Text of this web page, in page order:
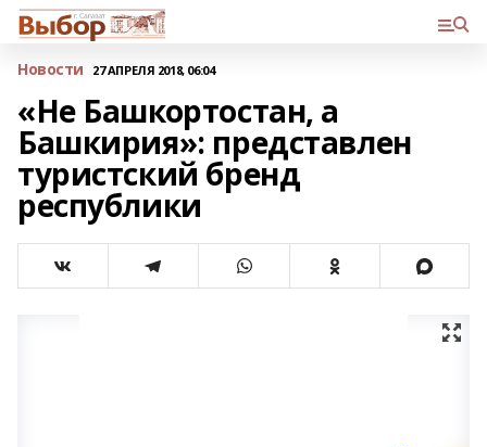
Новости 27 АПРЕЛЯ 2018, 06:04
«Не Башкортостан, а
Башкирия»: представлен
туристский бренд
республики